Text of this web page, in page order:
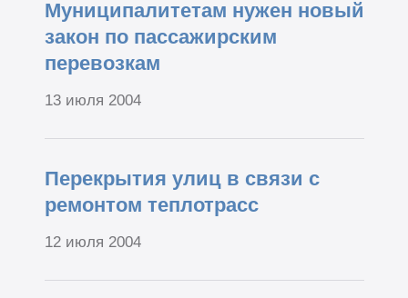
Муниципалитетам нужен новый
закон по пассажирским
перевозкам
13 июля 2004
Перекрытия улиц в связи с
ремонтом теплотрасс
12 июля 2004